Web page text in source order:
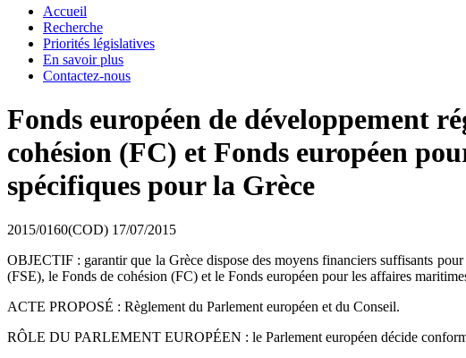
Accueil
Recherche
Priorités législatives
En savoir plus
Contactez-nous
Fonds européen de développement
cohésion (FC) et Fonds européen
spécifiques pour la Grèce
2015/0160(COD) 17/07/2015
OBJECTIF : garantir que la Grèce dispose des moyens financiers suffisants
(FSE), le Fonds de cohésion (FC) et le Fonds européen pour les affaires
ACTE PROPOSÉ : Règlement du Parlement européen et du Conseil.
RÔLE DU PARLEMENT EUROPÉEN : le Parlement européen décide